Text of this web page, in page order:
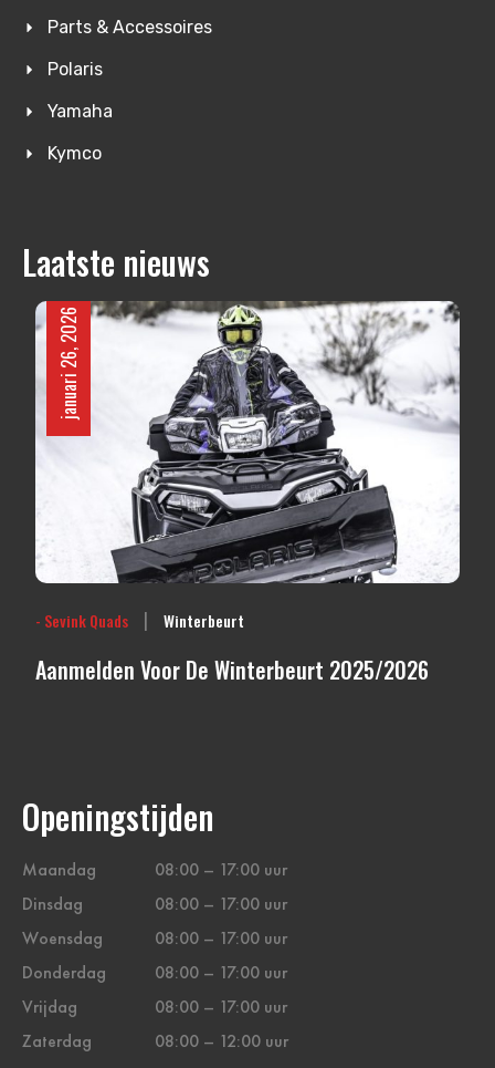
Parts & Accessoires
Polaris
Yamaha
Kymco
Laatste nieuws
januari 26, 2026
- Sevink Quads | Winterbeurt
Aanmelden Voor De Winterbeurt 2025/2026
Openingstijden
Maandag
08:00 – 17:00 uur
Dinsdag
08:00 – 17:00 uur
Woensdag
08:00 – 17:00 uur
Donderdag
08:00 – 17:00 uur
Vrijdag
08:00 – 17:00 uur
Zaterdag
08:00 – 12:00 uur